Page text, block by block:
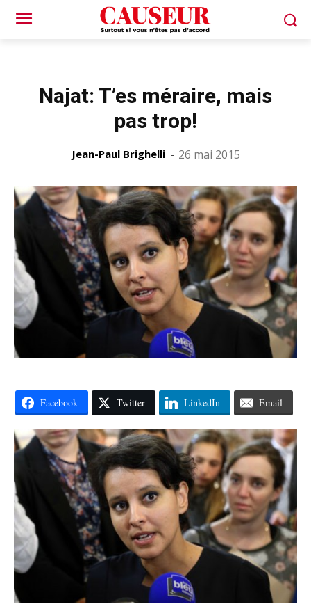
Najat: T’es méraire, mais
pas trop!
Jean-Paul Brighelli - 26 mai 2015
Facebook Twitter LinkedIn Email